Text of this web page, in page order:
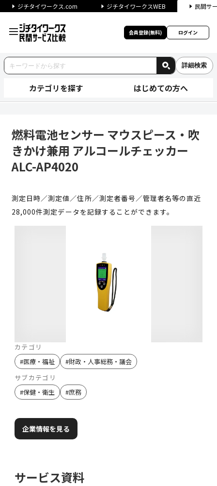
ジチタイワークス.com ジチタイワークスWEB 民間サ
会員登録(無料) ログイン
詳細検索
カテゴリを探す はじめての方へ
燃料電池センサー マウスピース・吹
きかけ兼用 アルコールチェッカー
ALC-AP4020
測定日時／測定値／住所／測定者番号／管理者名等の直近
28,000件測定データを記録することができます。
カテゴリ
#医療・福祉 #財政・人事総務・議会
サブカテゴリ
#保健・衛生 #庶務
企業情報を見る
サービス資料